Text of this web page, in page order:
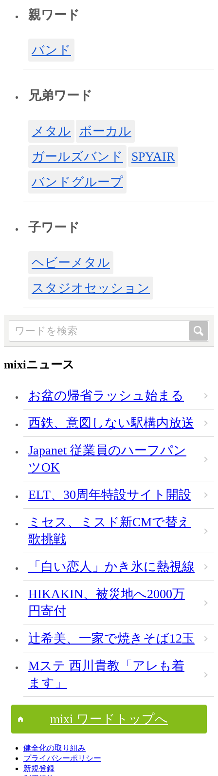
親ワード
バンド
兄弟ワード
メタル
ボーカル
ガールズバンド
SPYAIR
バンドグループ
子ワード
ヘビーメタル
スタジオセッション
mixiニュース
お盆の帰省ラッシュ始まる
西鉄、意図しない駅構内放送
Japanet 従業員のハーフパン
ツOK
ELT、30周年特設サイト開設
ミセス、ミスド新CMで替え
歌挑戦
「白い恋人」かき氷に熱視線
HIKAKIN、被災地へ2000万
円寄付
辻希美、一家で焼きそば12玉
Mステ 西川貴教「アレも着
ます」
mixi ワードトップへ
健全化の取り組み
プライバシーポリシー
新規登録